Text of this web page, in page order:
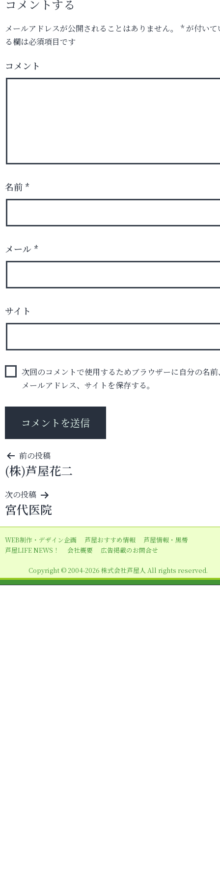
コメントする
メールアドレスが公開されることはありません。 *が付いて
る欄は必須項目です
コメント
名前 *
メール *
サイト
次回のコメントで使用するためブラウザーに自分の名前
メールアドレス、サイトを保存する。
投
稿
ナ
ビ
ゲ
ー
シ
ン
前の投稿
(株)芦屋花二
次の投稿
宮代医院
WEB制作・デザイン企画 芦屋おすすめ情報
芦屋情報・黒帯
芦屋LIFE NEWS！
会社概要 広告掲載のお問合せ
Copyright © 2004-2026 株式会社芦屋人 All rights reserved.